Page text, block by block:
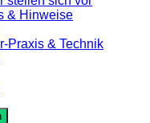
& Hinweise
Praxis & Technik